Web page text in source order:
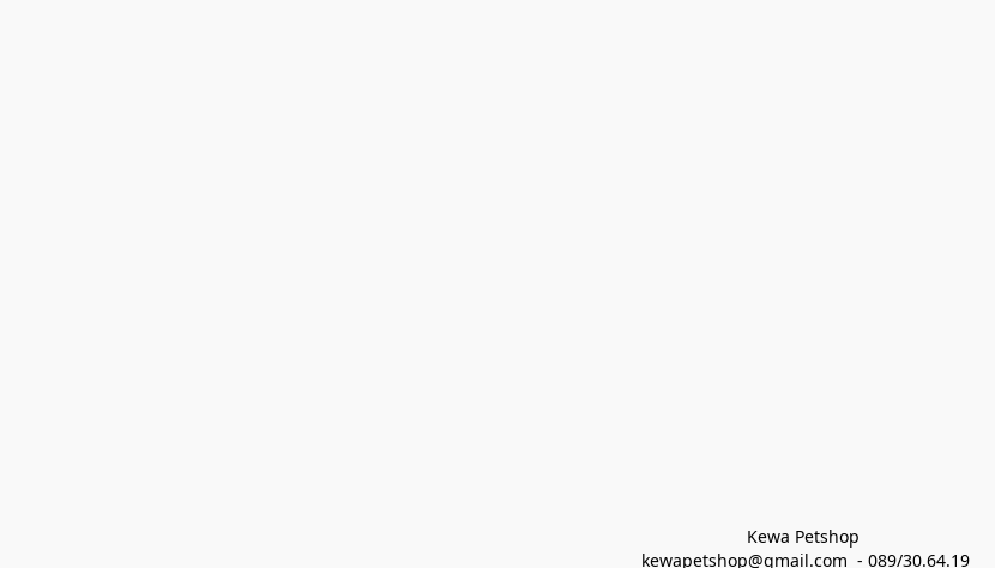
Kewa Petshop
kewapetshop@gmail.com  - 089/30.64.19